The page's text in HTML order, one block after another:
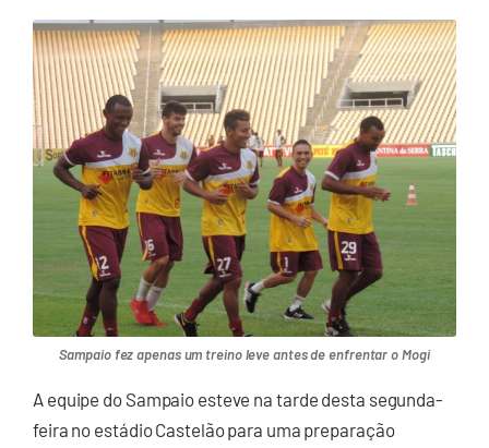
Sampaio fez apenas um treino leve antes de enfrentar o Mogi
A equipe do Sampaio esteve na tarde desta segunda-
feira no estádio Castelão para uma preparação